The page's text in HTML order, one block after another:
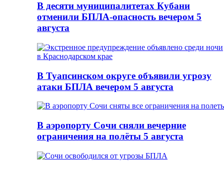
В десяти муниципалитетах Кубани
отменили БПЛА-опасность вечером 5
августа
В Туапсинском округе объявили угрозу
атаки БПЛА вечером 5 августа
В аэропорту Сочи сняли вечерние
ограничения на полёты 5 августа